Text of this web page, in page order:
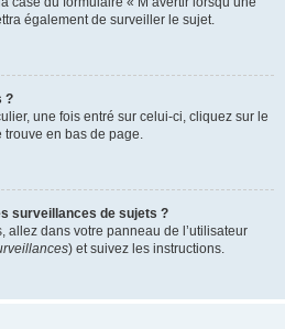
également de surveiller le sujet.
?
une fois entré sur celui-ci, cliquez sur le
trouve en bas de page.
surveillances de sujets ?
allez dans votre panneau de l’utilisateur
) et suivez les instructions.